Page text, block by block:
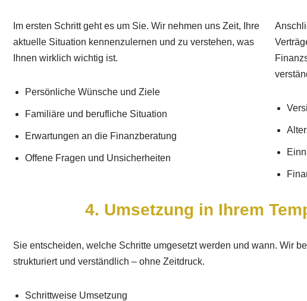
Im ersten Schritt geht es um Sie. Wir nehmen uns Zeit, Ihre
aktuelle Situation kennenzulernen und zu verstehen, was
Ihnen wirklich wichtig ist.
Persönliche Wünsche und Ziele
Familiäre und berufliche Situation
Erwartungen an die Finanzberatung
Offene Fragen und Unsicherheiten
4. Umsetzung in Ihrem
Sie entscheiden, welche Schritte umgesetzt werden und wann. Wir
strukturiert und verständlich – ohne Zeitdruck.
Schrittweise Umsetzung